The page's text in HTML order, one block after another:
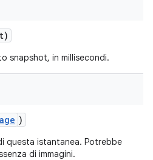
snapshot, in millisecondi.
)
questa istantanea. Potrebbe
di immagini.